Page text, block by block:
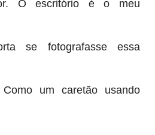
O escritório é o meu
se fotografasse essa
um caretão usando